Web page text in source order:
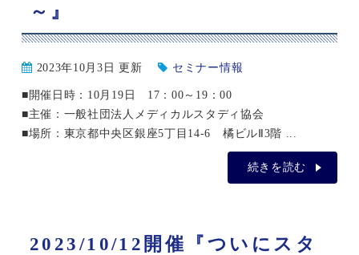
～』
2023年10月3日 更新 セミナー情報
■開催日時：10月19日 17：00～19：00
■主催：一般社団法人メディカルスタディ協会
■場所：東京都中央区銀座5丁目14-6 橘ビルⅡ3階 ...
続きを読む
2023/10/12開催『ついにスタ